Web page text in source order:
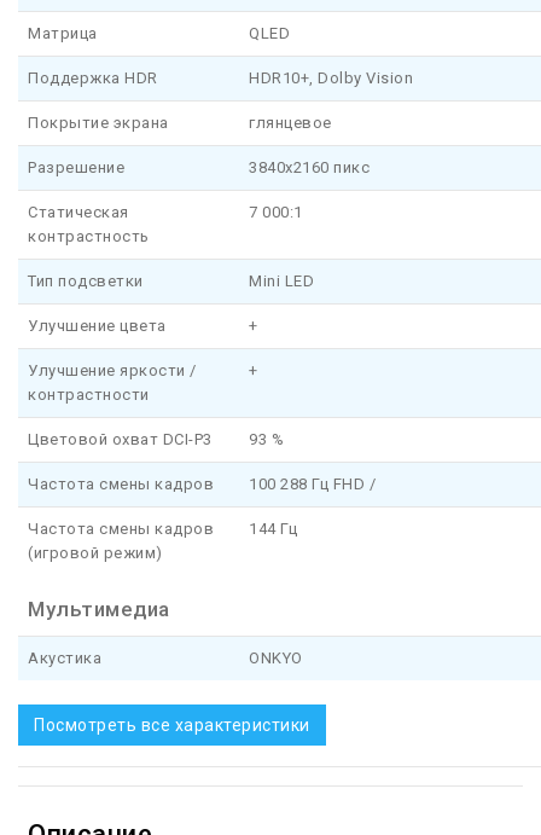
Матрица QLED
Поддержка HDR HDR10+, Dolby Vision
Покрытие экрана глянцевое
Разрешение 3840x2160 пикс
Статическая
контрастность
7 000:1
Тип подсветки Mini LED
Улучшение цвета +
Улучшение яркости /
контрастности
+
Цветовой охват DCI-P3 93 %
Частота смены кадров 100 288 Гц FHD /
Частота смены кадров
(игровой режим)
144 Гц
Мультимедиа
Акустика ONKYO
Посмотреть все характеристики